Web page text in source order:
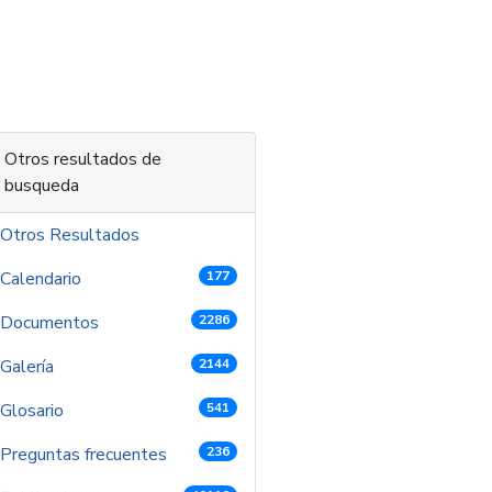
Otros resultados de
busqueda
Otros Resultados
Calendario
177
Documentos 2286
Galería 2144
Glosario 541
Preguntas frecuentes 236